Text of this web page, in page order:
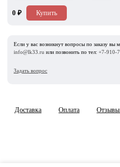
0 ₽ Купить
Если у вас возникнут вопросы по заказу вы
info@lk33.ru или позвонить по тел: +7-910-
Задать вопрос
Доставка Оплата